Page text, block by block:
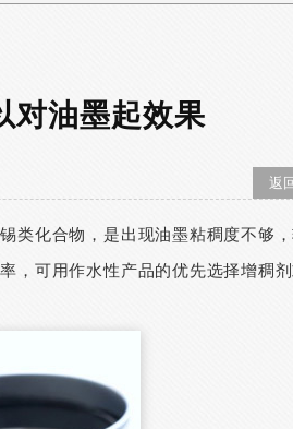
对油墨起效果
返
类化合物，是出现油墨粘稠度不够
，可用作水性产品的优先选择增稠剂